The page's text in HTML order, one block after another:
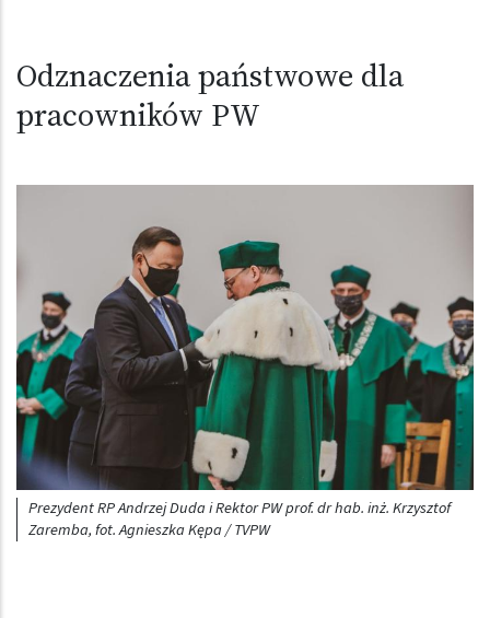
Odznaczenia państwowe dla
pracowników PW
Prezydent RP Andrzej Duda i Rektor PW prof. dr hab. inż. Krzysztof
Zaremba, fot. Agnieszka Kępa / TVPW